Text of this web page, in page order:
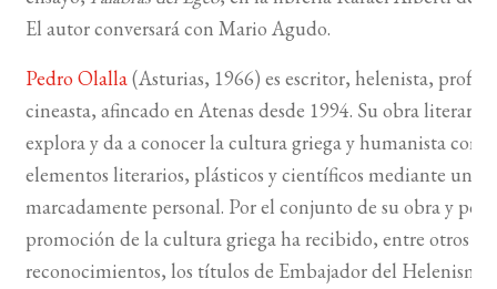
LISTA DE LIBROS
El autor conversará con Mario Agudo.
Pedro Olalla(Asturias, 1966) es escritor, helenista,
cineasta, afincado en Atenas desde 1994. Su obra literaria
explora y da a conocer la cultura griega y humanista
elementos literarios, plásticos y científicos mediante un
marcadamente personal. Por el conjunto de su obra y por
promoción de la cultura griega ha recibido, entre otros
reconocimientos, los títulos de Embajador del Helenismo